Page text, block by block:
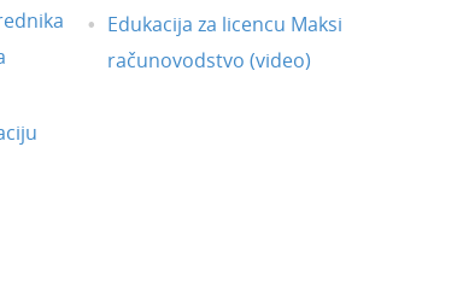
Edukacija za licencu Maksi
računovodstvo (video)